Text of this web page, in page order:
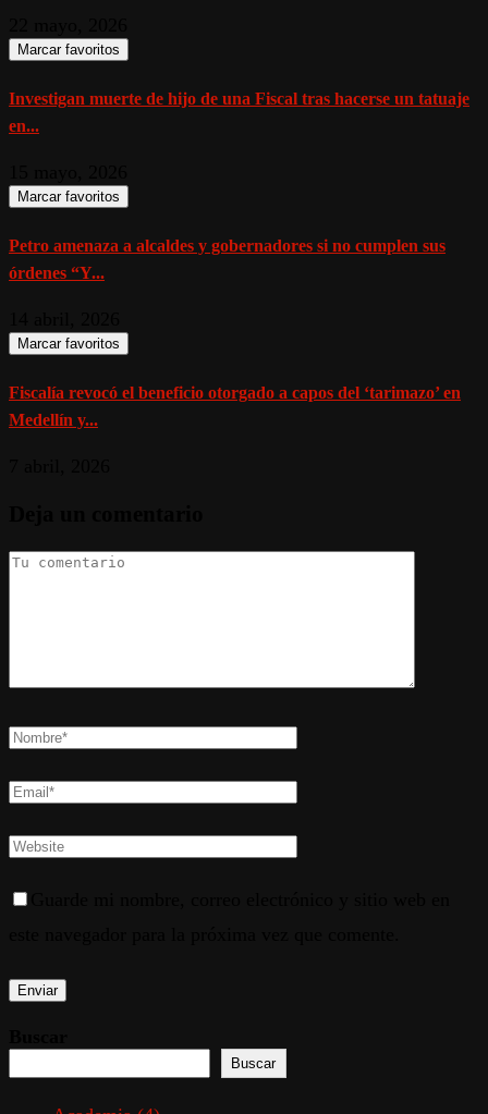
Marcar favoritos
Investigan muerte de hijo de una Fiscal tras hacerse un tatuaje
en...
Marcar favoritos
Petro amenaza a alcaldes y gobernadores si no cumplen sus
órdenes “Y...
Marcar favoritos
Fiscalía revocó el beneficio otorgado a capos del ‘tarimazo’ en
Medellín y...
Buscar